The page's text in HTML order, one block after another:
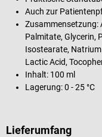
Auch zur
Zusammensetzung:
Palmitate, Glycerin,
Isostearate,
Lactic Acid,
Inhalt: 100 ml
Lagerung: 0 - 25 °C
Lieferumfang